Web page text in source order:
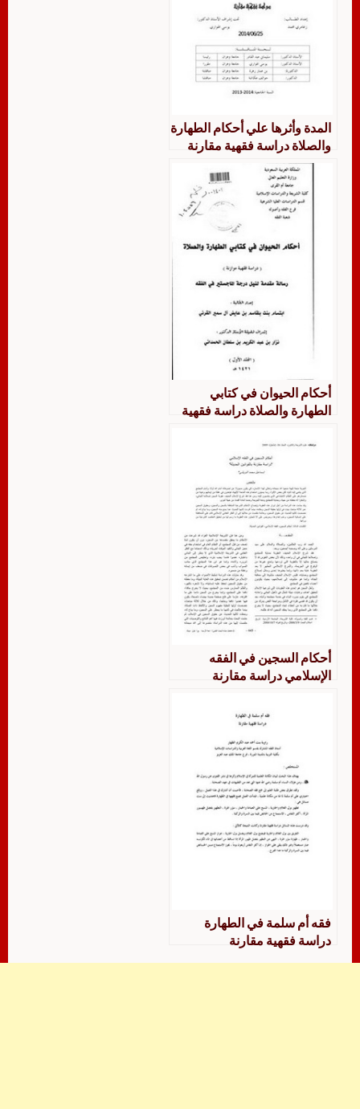
المدة وأثرها علي أحكام الطهارة
والصلاة دراسة فقهية مقارنة
أحكام الحيوان في كتابي
الطهارة والصلاة دراسة فقهية
أحكام السجين في الفقه
الإسلامي دراسة مقارنة
فقه أم سلمة في الطهارة
دراسة فقهية مقارنة